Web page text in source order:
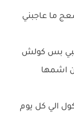
ما عاجبني
بس كولش
اشمها
الي كل يوم